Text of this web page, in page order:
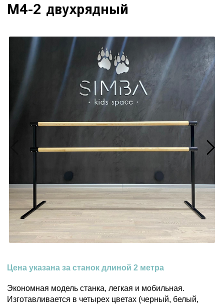
М4-2 двухрядный
Цена указана за станок длиной 2 метра
Экономная модель станка, легкая и мобильная.
Изготавливается в четырех цветах (черный, белый,